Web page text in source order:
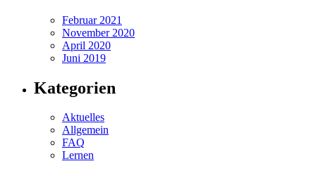
Februar 2021
November 2020
April 2020
Juni 2019
Kategorien
Aktuelles
Allgemein
FAQ
Lernen